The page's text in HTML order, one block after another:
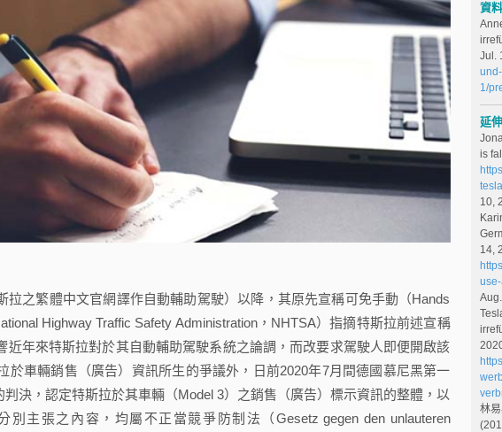
之繁體中文官網譯作自動輔助駕駛）以降，其原先宣稱可免手動（Hands
Highway Traffic Safety Administration，NHTSA）指摘特斯拉前述宣稱
年來特斯拉對於其自動輔助駕駛系統之論調，而改要求駕駛人即便開啟該
於車輛銷售（廣告）資訊所生的爭議外，日前2020年7月間德國慕尼黑第一
決，認定特斯拉於其車輛（Model 3）之銷售（廣告）標示資訊的整體，以
別主張之內容，均屬不正當競爭防制法（Gesetz gegen den unlauteren
資
Jul.
1/
延
is
10,
14,
林